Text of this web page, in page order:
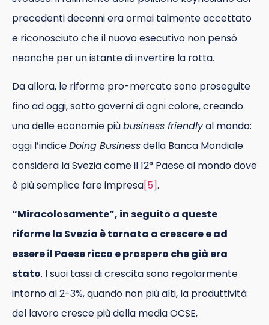
precedenti decenni era ormai talmente accettato
e riconosciuto che il nuovo esecutivo non pensò
neanche per un istante di invertire la rotta.
Da allora, le riforme pro-mercato sono proseguite
fino ad oggi, sotto governi di ogni colore, creando
una delle economie piùbusiness friendlyal mondo:
oggi l’indiceDoing Businessdella Banca Mondiale
considera la Svezia come il 12° Paese al mondo dove
è più semplice fare impresa[5].
“Miracolosamente”, in seguito a queste
riforme la Svezia è tornata a crescere e ad
essere il Paese ricco e prospero che già era
stato. I suoi tassi di crescita sono regolarmente
intorno al 2-3%, quando non più alti, la produttività
del lavoro cresce più della media OCSE,